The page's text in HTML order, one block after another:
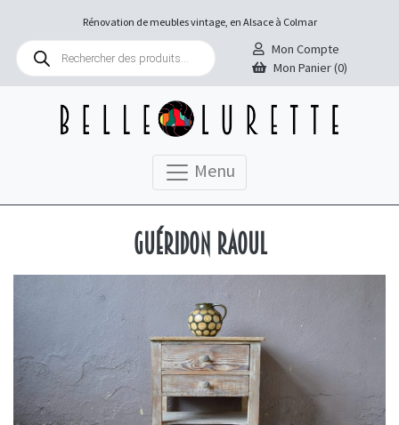
Rénovation de meubles vintage, en Alsace à Colmar
Recherche
produits
Mon Compte
Mon Panier (0)
Menu
Guéridon Raoul